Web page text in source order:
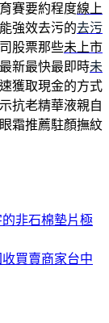
賽要約程度線上
強效去污的去污
股票那些未上市
新最快最即時未
獲取現金的方式
抗老精華液親自
霜推薦駐顏撫紋
非石棉墊片極
買賣商家台中